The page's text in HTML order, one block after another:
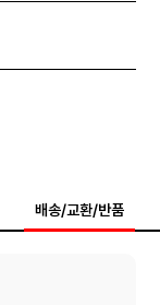
배송/교환/반품